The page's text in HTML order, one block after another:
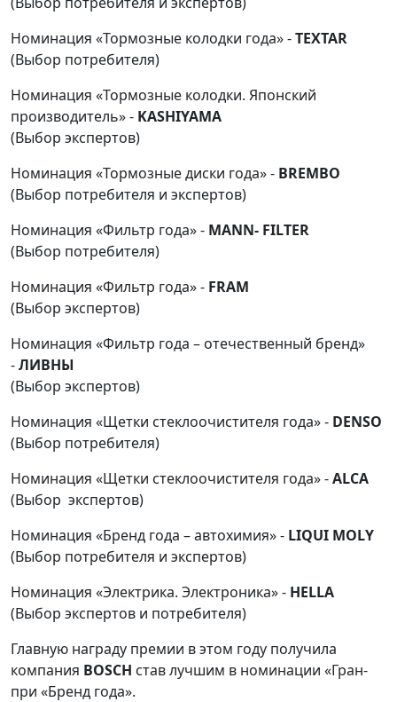
Номинация «Тормозные колодки года» -TEXTAR
(Выбор потребителя)
Номинация «Тормозные колодки. Японский
производитель» - KASHIYAMA
(Выбор экспертов)
Номинация «Тормозные диски года» - BREMBO
(Выбор потребителя и экспертов)
Номинация «Фильтр года» - MANN- FILTER
(Выбор потребителя)
Номинация «Фильтр года» - FRAM
(Выбор экспертов)
Номинация «Фильтр года – отечественный бренд»
-ЛИВНЫ
(Выбор экспертов)
Номинация «Щетки стеклоочистителя года» - DENSO
(Выбор потребителя)
Номинация «Щетки стеклоочистителя года» -ALCA
(Выбор экспертов)
Номинация «Бренд года – автохимия» - LIQUI MOLY
(Выбор потребителя и экспертов)
Номинация «Электрика. Электроника» - HELLA
(Выбор экспертов и потребителя)
Главную награду премии в этом году получила
компания BOSCH став лучшим в номинации «Гран-
при «Бренд года».